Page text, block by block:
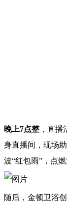
晚上7点整 ，直
身直播间，现场
波“红包雨”，点
随后，金顿卫浴